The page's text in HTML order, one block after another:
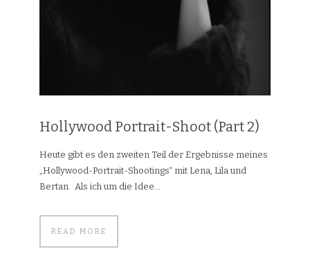
Hollywood Portrait-Shoot (Part 2)
Heute gibt es den zweiten Teil der Ergebnisse meines
„Hollywood-Portrait-Shootings“ mit Lena, Lila und
Bertan. Als ich um die Idee...
READ MORE